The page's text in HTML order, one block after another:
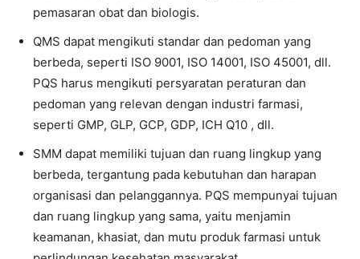
pemasaran obat dan biologis.
QMS dapat mengikuti standar dan pedoman yang
berbeda, seperti ISO 9001, ISO 14001, ISO 45001, dll.
PQS harus mengikuti persyaratan peraturan dan
pedoman yang relevan dengan industri farmasi,
seperti GMP, GLP, GCP, GDP, ICH Q10 , dll.
SMM dapat memiliki tujuan dan ruang lingkup yang
berbeda, tergantung pada kebutuhan dan harapan
organisasi dan pelanggannya. PQS mempunyai tujuan
dan ruang lingkup yang sama, yaitu menjamin
keamanan, khasiat, dan mutu produk farmasi untuk